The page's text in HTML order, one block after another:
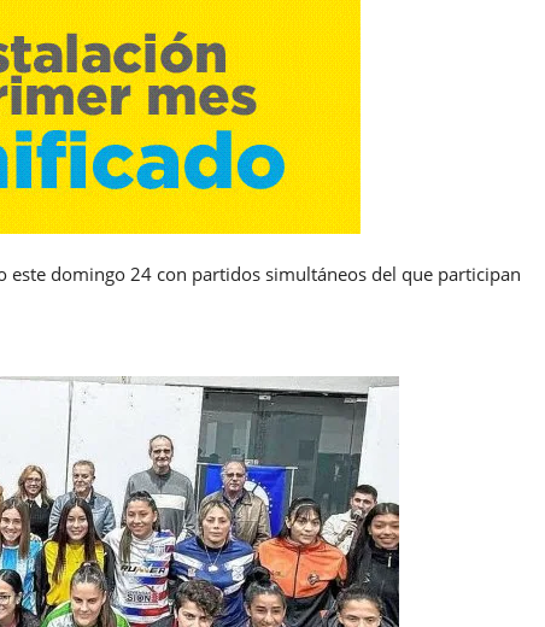
este domingo 24 con partidos simultáneos del que participan